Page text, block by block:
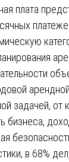
плата
задачей, от
бизнеса,
в 68%